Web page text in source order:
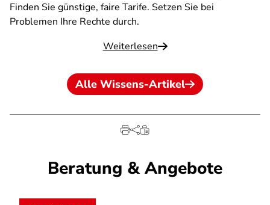
Finden Sie günstige, faire Tarife. Setzen Sie bei
Problemen Ihre Rechte durch.
Weiterlesen
Alle Wissens-Artikel
Beratung & Angebote